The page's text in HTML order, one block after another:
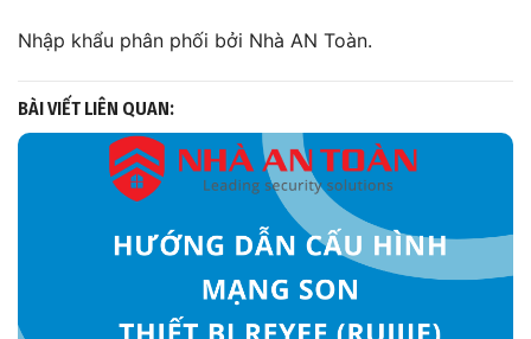
Nhập khẩu phân phối bởi Nhà AN Toàn.
BÀI VIẾT LIÊN QUAN: